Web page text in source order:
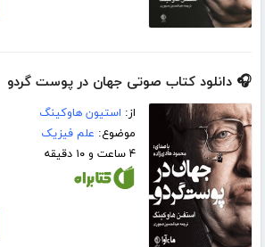
🎧 دانلود کتاب صوتی جهان در پوست گردو
از: استیون هاوکینگ
موضوع: علم فیزیک
۴ ساعت و ۱۰ دقیقه